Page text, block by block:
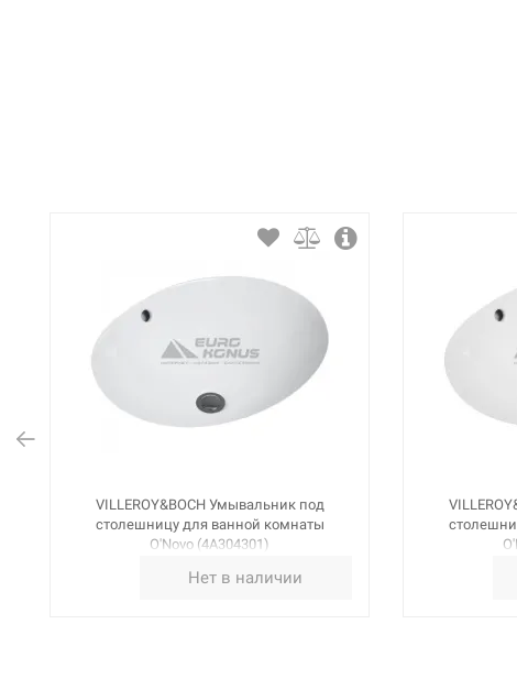
VILLEROY&BOCH Умывальник под
столешницу для ванной комнаты
O'Novo (4A304301)
Нет в наличии